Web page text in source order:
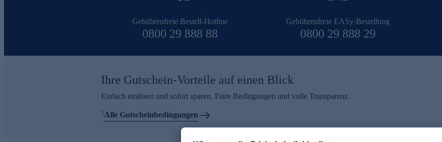
Gebührenfreie Bestell-Hotline
0800 29 888 88
Gebührenfreie EASy-Bestellung
0800 29 888 29
Ihre Gutschein-Vorteile auf einen Blick
Einfach einlösen und sofort sparen. Faire Bedingungen und volle Transparenz.
1Alle Gutscheinbedingungen